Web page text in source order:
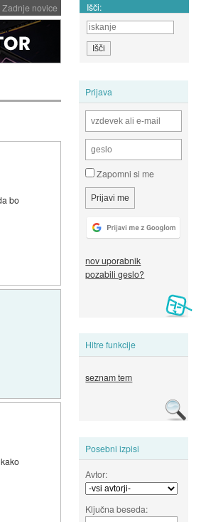
Zadnje novice Išči:
Prijava
Zapomni si me
nov uporabnik
pozabili geslo?
Hitre funkcije
seznam tem
Posebni izpisi
Avtor:
Ključna beseda:
bo